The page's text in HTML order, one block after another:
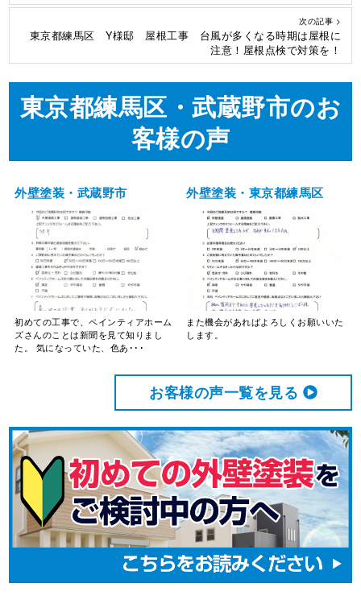
次の記事 >
東京都練馬区 Y様邸 屋根工事 台風が多くなる時期は屋根に
注意！屋根点検で対策を！
東京都練馬区・武蔵野市のお
客様の声
外壁塗装・武蔵野市
初めての工事で、ペインティアホーム
ズさんのことは新聞を見て知りまし
た。 気になっていた、色あ･･･
外壁塗装・東京都練馬区
また機会があればよろしくお願いいた
します。
お客様の声⼀覧を⾒る